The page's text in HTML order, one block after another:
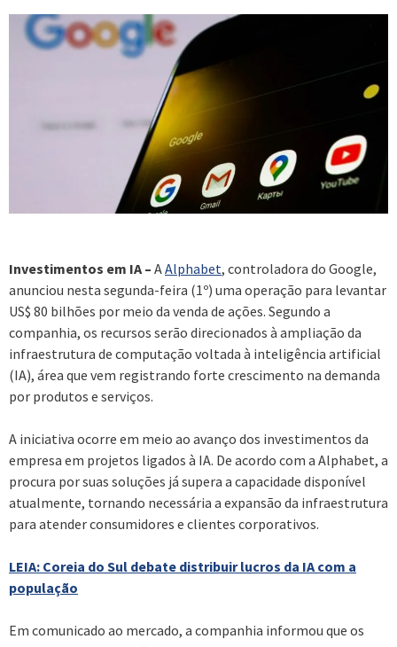
Investimentos em IA – AAlphabet, controladora do Google,
anunciou nesta segunda-feira (1º) uma operação para levantar
US$ 80 bilhões por meio da venda de ações. Segundo a
companhia, os recursos serão direcionados à ampliação da
infraestrutura de computação voltada à inteligência artificial
(IA), área que vem registrando forte crescimento na demanda
por produtos e serviços.
A iniciativa ocorre em meio ao avanço dos investimentos da
empresa em projetos ligados à IA. De acordo com a Alphabet, a
procura por suas soluções já supera a capacidade disponível
atualmente, tornando necessária a expansão da infraestrutura
para atender consumidores e clientes corporativos.
LEIA: Coreia do Sul debate distribuir lucros da IA com a
população
Em comunicado ao mercado, a companhia informou que os